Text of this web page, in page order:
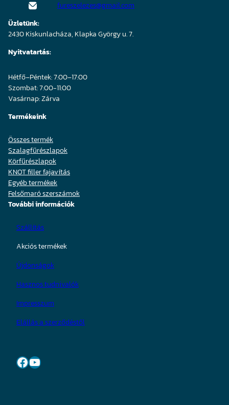
fureszelezes@gmail.com
Üzletünk:
2430 Kiskunlacháza, Klapka György u. 7.
Nyitvatartás:
Hétfő–Péntek: 7:00–17:00
Szombat: 7:00-11:00
Vasárnap: Zárva
Termékeink
Összes termék
Szalagfűrészlapok
Körfűrészlapok
KNOT filler fajavítás
Egyéb termékek
Felsőmaró szerszámok
További információk
Szállítás
Akciós termékek
Újdonságok
Hasznos tudnivalók
Impresszum
Elállás a szerződéstől
Facebook YouTube